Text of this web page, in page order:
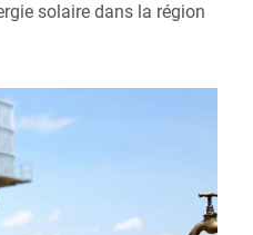
solaire dans la région